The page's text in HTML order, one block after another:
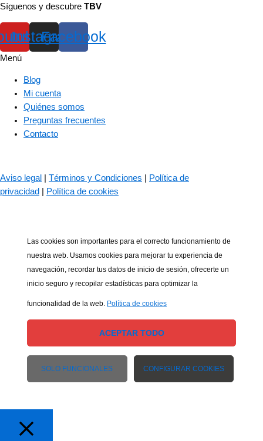
Síguenos y descubre TBV
Instagram
Facebook
Menú
Blog
Mi cuenta
Quiénes somos
Preguntas frecuentes
Contacto
Aviso legal Términos y Condiciones
Política de
privacidad
Política de cookies
Las cookies son importantes para el correcto funcionamiento de
nuestra web. Usamos cookies para mejorar tu experiencia de
navegación, recordar tus datos de inicio de sesión, ofrecerte un
inicio seguro y recopilar estadísticas para optimizar la
funcionalidad de la web. Política de cookies
ACEPTAR TODO
SOLO FUNCIONALES CONFIGURAR COOKIES